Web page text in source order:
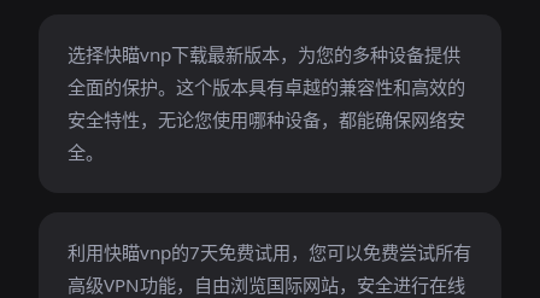
选择快瞄vnp下载最新版本，为您的多种设备提供
全面的保护。这个版本具有卓越的兼容性和高效的
安全特性，无论您使用哪种设备，都能确保网络安
全。
利用快瞄vnp的7天免费试用，您可以免费尝试所有
高级VPN功能，自由浏览国际网站，安全进行在线